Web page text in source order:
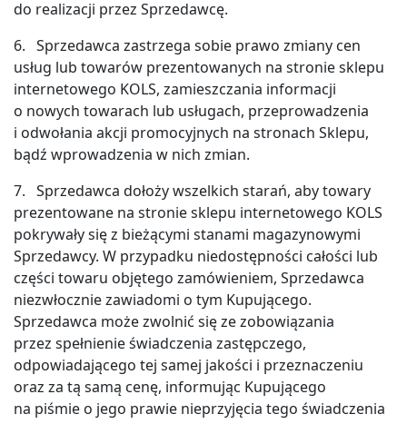
do realizacji przez Sprzedawcę.
6. Sprzedawca zastrzega sobie prawo zmiany cen
usług lub towarów prezentowanych na stronie sklepu
internetowego KOLS, zamieszczania informacji
o nowych towarach lub usługach, przeprowadzenia
i odwołania akcji promocyjnych na stronach Sklepu,
bądź wprowadzenia w nich zmian.
7. Sprzedawca dołoży wszelkich starań, aby towary
prezentowane na stronie sklepu internetowego KOLS
pokrywały się z bieżącymi stanami magazynowymi
Sprzedawcy. W przypadku niedostępności całości lub
części towaru objętego zamówieniem, Sprzedawca
niezwłocznie zawiadomi o tym Kupującego.
Sprzedawca może zwolnić się ze zobowiązania
przez spełnienie świadczenia zastępczego,
odpowiadającego tej samej jakości i przeznaczeniu
oraz za tą samą cenę, informując Kupującego
na piśmie o jego prawie nieprzyjęcia tego świadczenia